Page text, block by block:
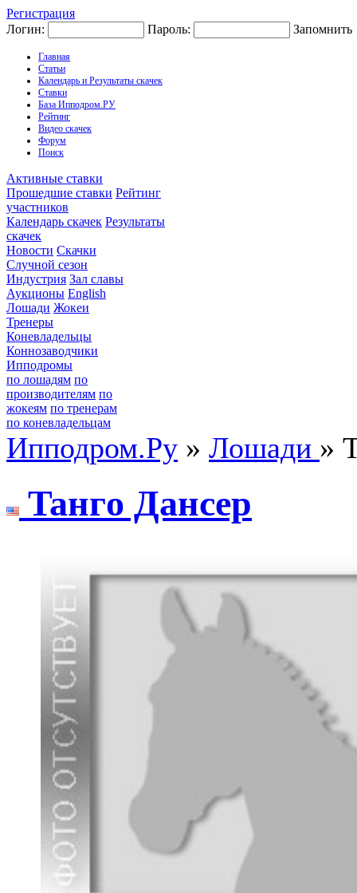
Регистрация
Логин:
Пароль: Запомнить
Главная
Статьи
Календарь и Результаты скачек
Ставки
База Ипподром.РУ
Рейтинг
Видео скачек
Форум
Поиск
Активные ставки
Прошедшие ставки Рейтинг
участников
Календарь скачек Результаты
скачек
Новости Скачки
Случной сезон
Индустрия Зал славы
Аукционы English
Лошади Жокеи
Тренеры
Коневладельцы
Коннозаводчики
Ипподромы
по лошадям по
производителям по
жокеям по тренерам
по коневладельцам
Ипподром.Ру » Лошади »
Taнгo Дaнceр